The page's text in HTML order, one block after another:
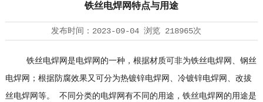
铁丝电焊网特点与用途
发布时间： 2023-09-04浏览 218965次
铁丝电焊网是电焊网的一种，根据材质可非为铁丝电焊网、钢丝
电焊网；根据防腐效果又可分为热镀锌电焊网、冷镀锌电焊网、改拔
丝电焊网等。 不同分类的电焊网有不同的用途，铁丝电焊网的用途是